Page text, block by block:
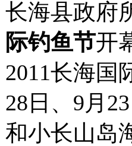
长海县政
际钓鱼节开
2011长海国
28日、9月
和小长山岛